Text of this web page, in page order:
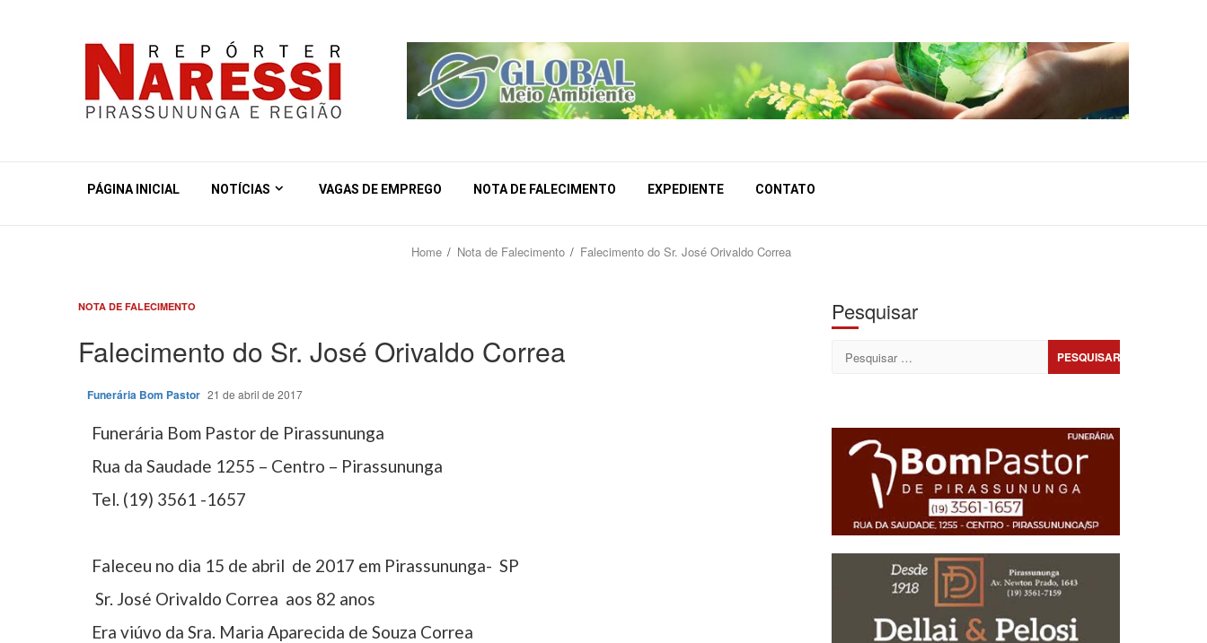
PÁGINA INICIAL NOTÍCIAS VAGAS DE EMPREGO NOTA DE FALECIMENTO EXPEDIENTE CONTATO
Home Nota de Falecimento Falecimento do Sr. José Orivaldo Correa
NOTA DE FALECIMENTO
Falecimento do Sr. José Orivaldo Correa
Funerária Bom Pastor 21 de abril de 2017
Funerária Bom Pastor de Pirassununga
Rua da Saudade 1255 – Centro – Pirassununga
Tel. (19) 3561 -1657
Faleceu no dia 15 de abril de 2017 em Pirassununga- SP
Sr. José Orivaldo Correa aos 82 anos
Era viúvo da Sra. Maria Aparecida de Souza Correa
Pesquisar
Pesquisar